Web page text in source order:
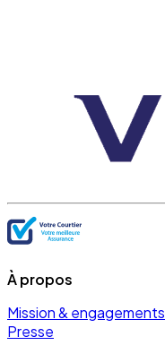
À propos
Mission & engagements
Presse